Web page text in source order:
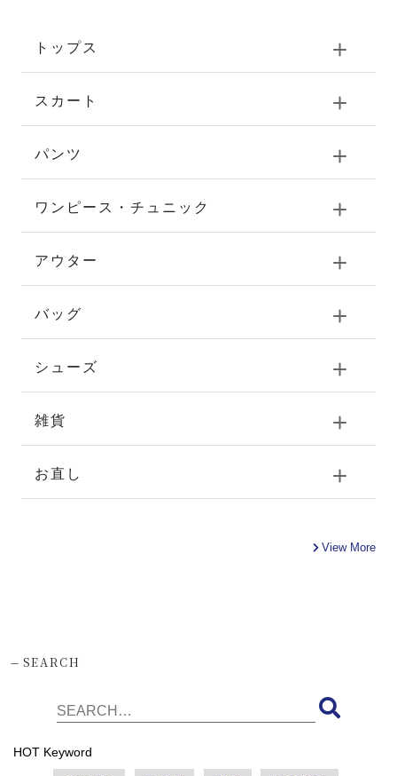
トップス
スカート
パンツ
ワンピース・チュニック
アウター
バッグ
シューズ
雑貨
お直し
View More
-SEARCH
HOT Keyword